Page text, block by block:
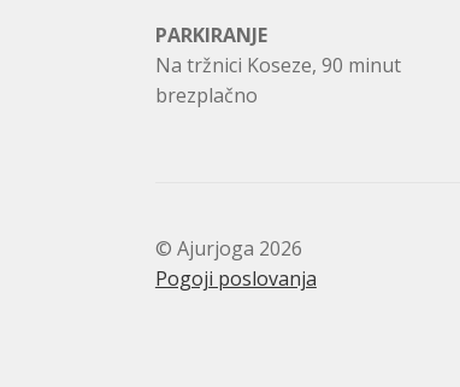
PARKIRANJE
Na tržnici Koseze, 90 minut
brezplačno
© Ajurjoga 2026
Pogoji poslovanja